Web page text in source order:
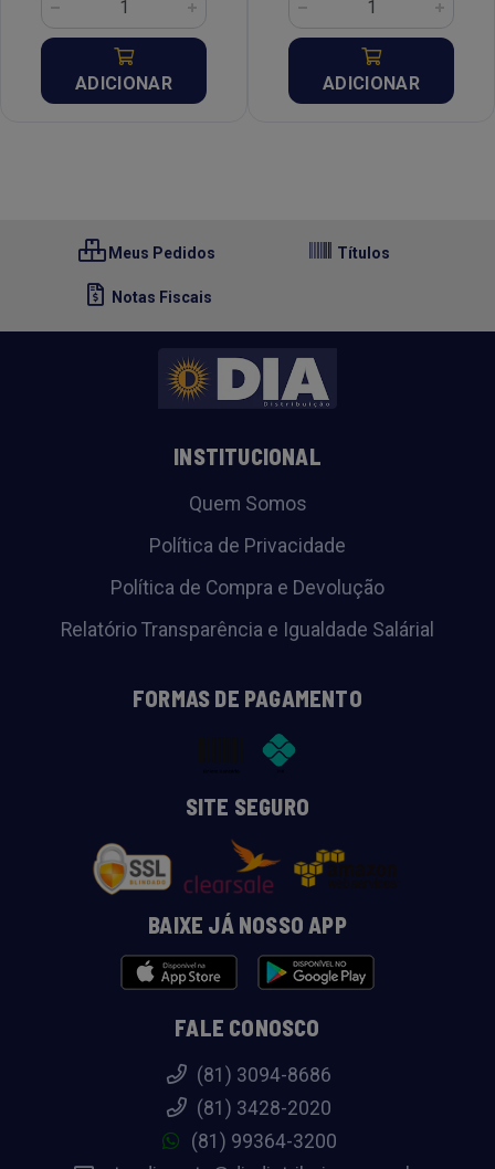
ADICIONAR ADICIONAR
Meus Pedidos Títulos
Notas Fiscais
INSTITUCIONAL
Quem Somos
Política de Privacidade
Política de Compra e Devolução
Relatório Transparência e Igualdade Salárial
FORMAS DE PAGAMENTO
SITE SEGURO
BAIXE JÁ NOSSO APP
FALE CONOSCO
(81) 3094-8686
(81) 3428-2020
(81) 99364-3200